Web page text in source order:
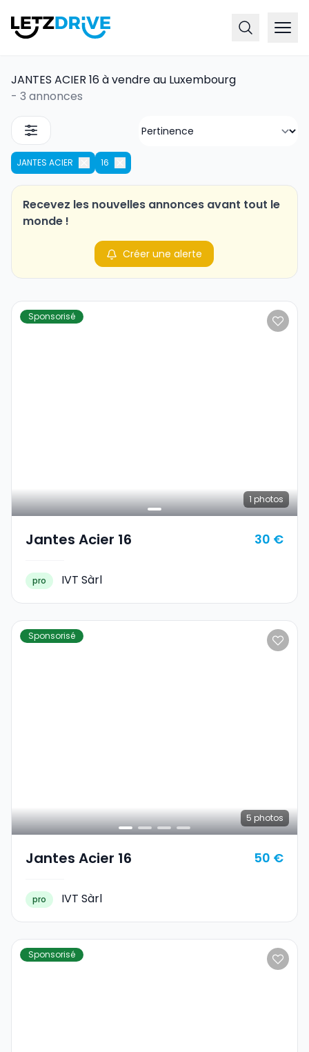
JANTES ACIER 16 à vendre au Luxembourg
- 3 annonces
JANTES ACIER 16
Recevez les nouvelles annonces avant tout le
monde !
Créer une alerte
Sponsorisé
1 photos
Jantes Acier 16 30 €
pro IVT Sàrl
Sponsorisé
5 photos
Jantes Acier 16 50 €
pro IVT Sàrl
Sponsorisé